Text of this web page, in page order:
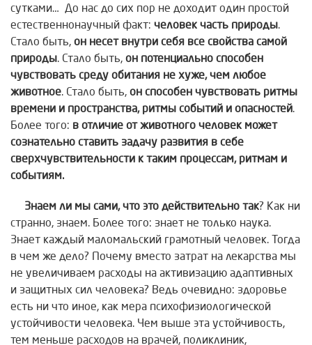
сутками… До нас до сих пор не доходит один простой
естественнонаучный факт: человек часть природы.
Стало быть, он несет внутри себя все свойства самой
природы. Стало быть, он потенциально способен
чувствовать среду обитания не хуже, чем любое
животное. Стало быть, он способен чувствовать ритмы
времени и пространства, ритмы событий и опасностей.
Более того: в отличие от животного человек может
сознательно ставить задачу развития в себе
сверхчувствительности к таким процессам, ритмам и
событиям.
Знаем ли мы сами, что это действительно так? Как ни
странно, знаем. Более того: знает не только наука.
Знает каждый маломальский грамотный человек. Тогда
в чем же дело? Почему вместо затрат на лекарства мы
не увеличиваем расходы на активизацию адаптивных
и защитных сил человека? Ведь очевидно: здоровье
есть ни что иное, как мера психофизиологической
устойчивости человека. Чем выше эта устойчивость,
тем меньше расходов на врачей, поликлиник,